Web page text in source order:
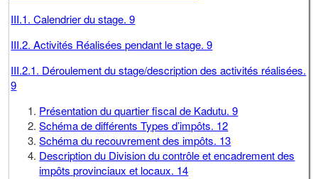
III.1. Calendrier du stage. 9
III.2. Activités Réalisées pendant le stage. 9
III.2.1. Déroulement du stage/description des activités réalisées.
9
Présentation du quartier fiscal de Kadutu. 9
Schéma de différents Types d’impôts. 12
Schéma du recouvrement des impôts. 13
Description du Division du contrôle et encadrement des
impôts provinciaux et locaux. 14